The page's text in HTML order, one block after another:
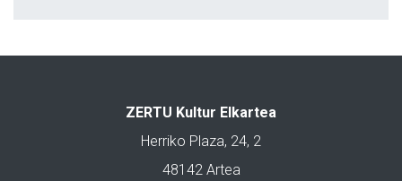
ZERTU Kultur Elkartea
Herriko Plaza, 24, 2
48142 Artea